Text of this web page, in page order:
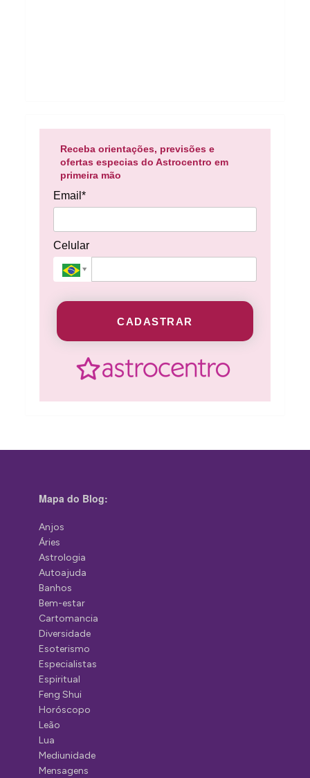
Receba orientações, previsões e
ofertas especias do Astrocentro em
primeira mão
Email*
Celular
CADASTRAR
Mapa do Blog:
Anjos
Áries
Astrologia
Autoajuda
Banhos
Bem-estar
Cartomancia
Diversidade
Esoterismo
Especialistas
Espiritual
Feng Shui
Horóscopo
Leão
Lua
Mediunidade
Mensagens